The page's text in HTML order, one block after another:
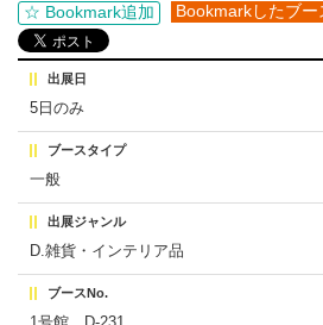
☆ Bookmark追加 Bookmarkしたブー
出展日
5日のみ
ブースタイプ
一般
出展ジャンル
D.雑貨・インテリア品
ブースNo.